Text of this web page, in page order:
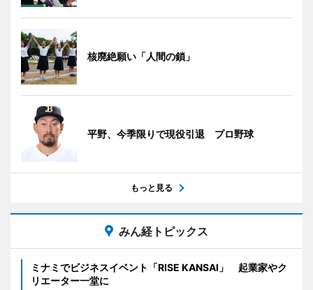
核廃絶願い「人間の鎖」
平野、今季限りで現役引退 プロ野球
もっと見る
みん経トピックス
ミナミでビジネスイベント「RISE KANSAI」 起業家やク
リエーター一堂に